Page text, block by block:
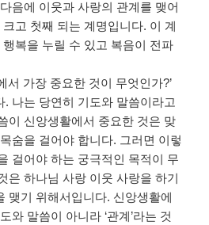
음에 이웃과 사랑의 관계를 맺어
크고 첫째 되는 계명입니다. 이 계
복을 누릴 수 있고 복음이 전파
서 가장 중요한 것이 무엇인가?’
. 나는 당연히 기도와 말씀이라고
이 신앙생활에서 중요한 것은 맞
숨을 걸어야 합니다. 그러면 이렇
걸어야 하는 궁극적인 목적이 무
은 하나님 사랑 이웃 사랑을 하기
맺기 위해서입니다. 신앙생활에
와 말씀이 아니라 ‘관계 ’라는 것